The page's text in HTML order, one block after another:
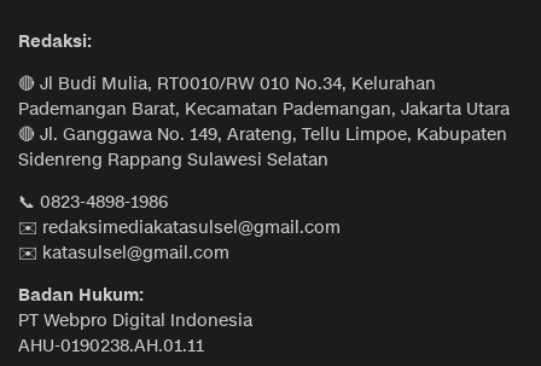
Redaksi:
🔴 Jl Budi Mulia, RT0010/RW 010 No.34, Kelurahan
Pademangan Barat, Kecamatan Pademangan, Jakarta Utara
🔴 Jl. Ganggawa No. 149, Arateng, Tellu Limpoe, Kabupaten
Sidenreng Rappang Sulawesi Selatan
📞 0823-4898-1986
✉️ redaksimediakatasulsel@gmail.com
✉️ katasulsel@gmail.com
Badan Hukum:
PT Webpro Digital Indonesia
AHU-0190238.AH.01.11